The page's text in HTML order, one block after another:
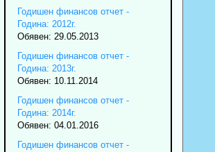
Годишен финансов отчет -
Година: 2012г.
Обявен: 29.05.2013
Годишен финансов отчет -
Година: 2013г.
Обявен: 10.11.2014
Годишен финансов отчет -
Година: 2014г.
Обявен: 04.01.2016
Годишен финансов отчет -